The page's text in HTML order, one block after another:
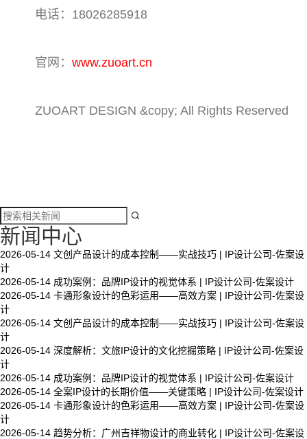
电话：18026285918
官网： www.zuoart.cn
ZUOART DESIGN &copy; All Rights Reserved

新闻中心
2026-05-14 文创产品设计的成本控制——实战技巧 | IP设计公司-佐案设
计
2026-05-14 成功案例：品牌IP设计的视觉体系 | IP设计公司-佐案设计
2026-05-14 卡通形象设计的色彩运用——高效方案 | IP设计公司-佐案设
计
2026-05-14 文创产品设计的成本控制——实战技巧 | IP设计公司-佐案设
计
2026-05-14 深度解析：文旅IP设计的文化挖掘策略 | IP设计公司-佐案设
计
2026-05-14 成功案例：品牌IP设计的视觉体系 | IP设计公司-佐案设计
2026-05-14 全案IP设计的长期价值——关键策略 | IP设计公司-佐案设计
2026-05-14 卡通形象设计的色彩运用——高效方案 | IP设计公司-佐案设
计
2026-05-14 趋势分析：广州吉祥物设计的商业转化 | IP设计公司-佐案设